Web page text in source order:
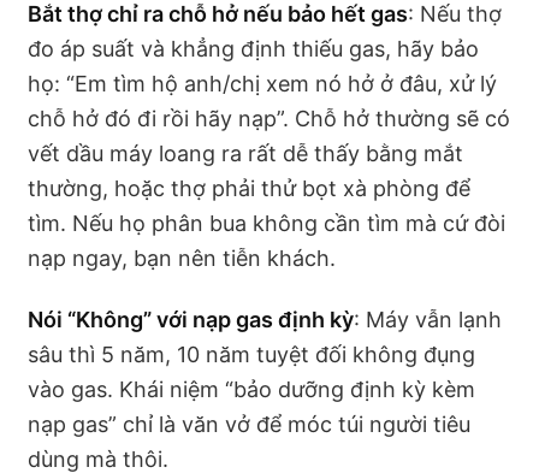
Bắt thợ chỉ ra chỗ hở nếu bảo hết gas: Nếu thợ
đo áp suất và khẳng định thiếu gas, hãy bảo
họ: “Em tìm hộ anh/chị xem nó hở ở đâu, xử lý
chỗ hở đó đi rồi hãy nạp”. Chỗ hở thường sẽ có
vết dầu máy loang ra rất dễ thấy bằng mắt
thường, hoặc thợ phải thử bọt xà phòng để
tìm. Nếu họ phân bua không cần tìm mà cứ đòi
nạp ngay, bạn nên tiễn khách.
Nói “Không” với nạp gas định kỳ: Máy vẫn lạnh
sâu thì 5 năm, 10 năm tuyệt đối không đụng
vào gas. Khái niệm “bảo dưỡng định kỳ kèm
nạp gas” chỉ là văn vở để móc túi người tiêu
dùng mà thôi.